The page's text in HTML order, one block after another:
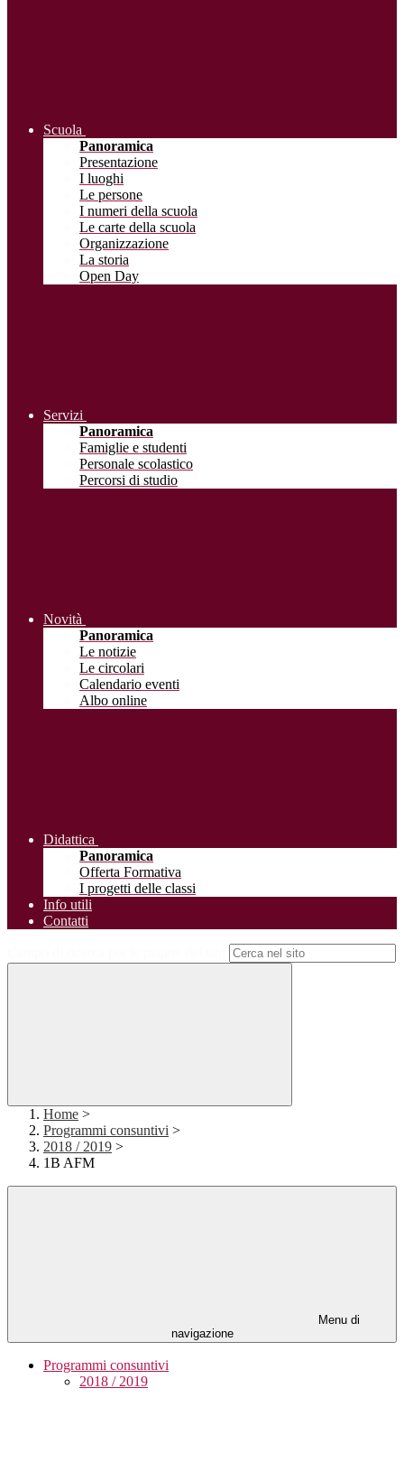
Scuola
Panoramica
Presentazione
I luoghi
Le persone
I numeri della scuola
Le carte della scuola
Organizzazione
La storia
Open Day
Servizi
Panoramica
Famiglie e studenti
Personale scolastico
Percorsi di studio
Novità
Panoramica
Le notizie
Le circolari
Calendario eventi
Albo online
Didattica
Panoramica
Offerta Formativa
I progetti delle classi
Info utili
Contatti
Home >
Programmi consuntivi >
2018 / 2019 >
1B AFM
Menu di
navigazione
Programmi consuntivi
2018 / 2019